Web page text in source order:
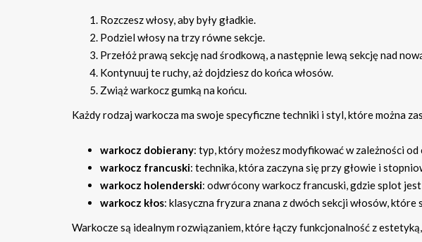
Rozczesz włosy, aby były gładkie.
Podziel włosy na trzy równe sekcje.
Przełóż prawą sekcję nad środkową, a następnie lewą sekcję nad
Kontynuuj te ruchy, aż dojdziesz do końca włosów.
Zwiąż warkocz gumką na końcu.
Każdy rodzaj warkocza ma swoje specyficzne techniki i styl, które można
warkocz dobierany: typ, który możesz modyfikować w zależności od
warkocz francuski: technika, która zaczyna się przy głowie i
warkocz holenderski: odwrócony warkocz francuski, gdzie splot
warkocz kłos: klasyczna fryzura znana z dwóch sekcji włosów, które
Warkocze są idealnym rozwiązaniem, które łączy funkcjonalność z